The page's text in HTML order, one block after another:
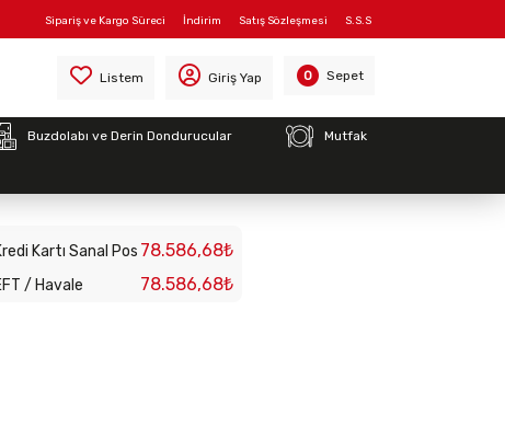
S.S.S
Satış Sözleşmesi
İndirim
Sipariş ve Kargo Süreci
Listem Giriş Yap 0 Sepet
Buzdolabı ve Derin Dondurucular Mutfak
sistemi 3.5 modül
Kartı Sanal Pos 78.586,68₺
/ Havale 78.586,68₺